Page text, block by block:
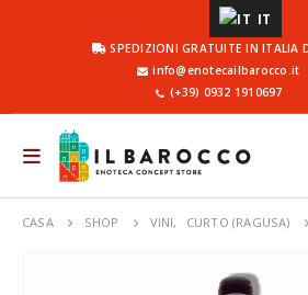
IT
SPEDIZIONI GRATUITE IN ITALIA
info@enotecailbarocco.it
(+39) 0932 1910697
CASA SHOP VINI, CURTO (RAGUSA)